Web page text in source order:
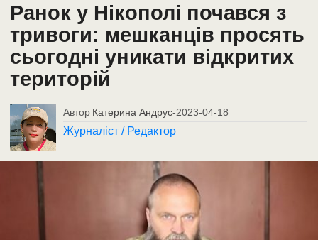
Ранок у Нікополі почався з
тривоги: мешканців просять
сьогодні уникати відкритих
територій
Автор Катерина Андрус-2023-04-18
Журналіст / Редактор